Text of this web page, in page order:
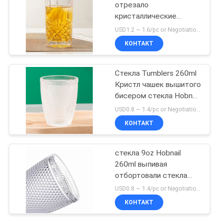
ПУТЕШЕСТВИЕ
ФАБРИКИ
ПРОВЕРКА
КАЧЕСТВА
СВЯЖИТЕСЬ
КАРТА
САЙТА
отрезало
кристаллические
старомодные Tumblers
стекел 12,3 унции
КОНТАКТ
Стекла Tumblers 260ml
Кристл чашек вышитого
бисером стекла Hobnail
выпивая старомодные
КОНТАКТ
стекла 9oz Hobnail
260ml выпивая
отбортовали стекла
стеклянных Tumblers
старомодные
USD0.8 ~ 1.4/pc or Negotiation MOQ:40000 ПК
КОНТАКТ